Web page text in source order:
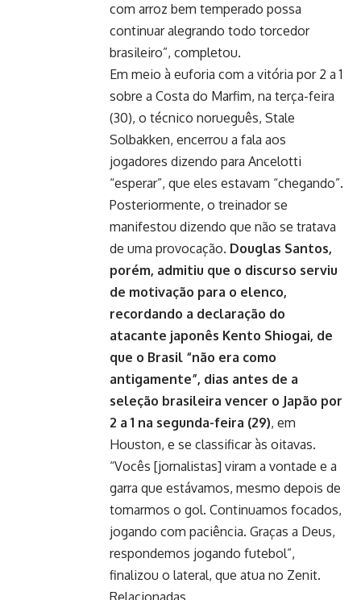
com arroz bem temperado possa
continuar alegrando todo torcedor
brasileiro”, completou.
Em meio à euforia com a vitória por 2 a 1
sobre a Costa do Marfim, na terça-feira
(30), o técnico norueguês, Stale
Solbakken, encerrou a fala aos
jogadores dizendo para Ancelotti
“esperar”, que eles estavam “chegando”.
Posteriormente, o treinador se
manifestou dizendo que não se tratava
de uma provocação. Douglas Santos,
porém, admitiu que o discurso serviu
de motivação para o elenco,
recordando a declaração do
atacante japonês Kento Shiogai, de
que o Brasil “não era como
antigamente”, dias antes de a
seleção brasileira vencer o Japão por
2 a 1 na segunda-feira (29), em
Houston, e se classificar às oitavas.
“Vocês [jornalistas] viram a vontade e a
garra que estávamos, mesmo depois de
tomarmos o gol. Continuamos focados,
jogando com paciência. Graças a Deus,
respondemos jogando futebol”,
finalizou o lateral, que atua no Zenit.
Relacionadas